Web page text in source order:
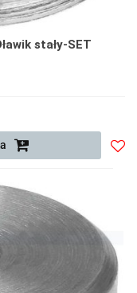
stały-SET